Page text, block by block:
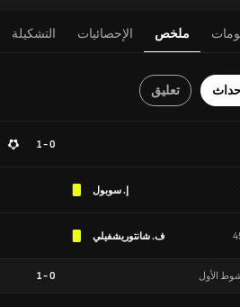
ملخص الإحصائيات التشكيلة
تعليق
0 - 1
إ. سوبول
ف. شانتوريشفيلي
الأول 0
-
1